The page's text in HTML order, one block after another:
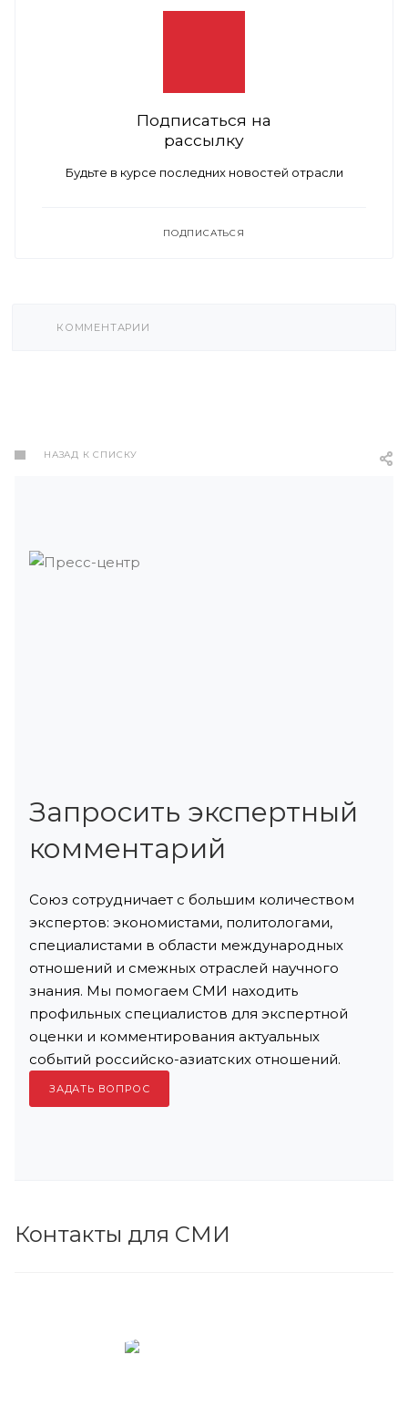
Подписаться на
рассылку
Будьте в курсе последних новостей отрасли
ПОДПИСАТЬСЯ
КОММЕНТАРИИ
НАЗАД К СПИСКУ
Запросить экспертный
комментарий
Союз сотрудничает с большим количеством
экспертов: экономистами, политологами,
специалистами в области международных
отношений и смежных отраслей научного
знания. Мы помогаем СМИ находить
профильных специалистов для экспертной
оценки и комментирования актуальных
событий российско-азиатских отношений.
ЗАДАТЬ ВОПРОС
Контакты для СМИ